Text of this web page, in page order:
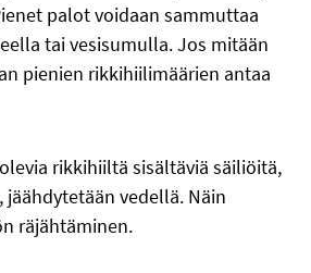
palot voidaan sammuttaa
tai vesisumulla. Jos mitään
pienien rikkihiilimäärien antaa
rikkihiiltä sisältäviä säiliöitä,
jäähdytetään vedellä. Näin
räjähtäminen.